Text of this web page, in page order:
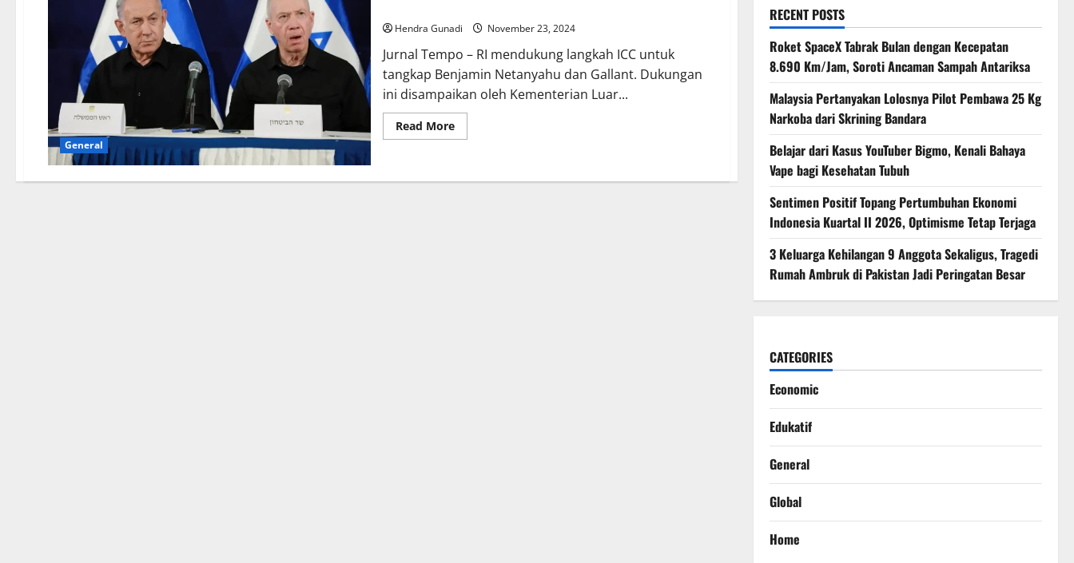
General
Hendra Gunadi November 23, 2024
Jurnal Tempo – RI mendukung langkah ICC untuk
tangkap Benjamin Netanyahu dan Gallant. Dukungan
ini disampaikan oleh Kementerian Luar...
Read MoreRead
more
Langkah
RECENT POSTS
Roket SpaceX Tabrak Bulan dengan Kecepatan
8.690 Km/Jam, Soroti Ancaman Sampah Antariksa
Malaysia Pertanyakan Lolosnya Pilot Pembawa 25 Kg
Narkoba dari Skrining Bandara
Belajar dari Kasus YouTuber Bigmo, Kenali Bahaya
Vape bagi Kesehatan Tubuh
Sentimen Positif Topang Pertumbuhan Ekonomi
Indonesia Kuartal II 2026, Optimisme Tetap Terjaga
3 Keluarga Kehilangan 9 Anggota Sekaligus, Tragedi
Rumah Ambruk di Pakistan Jadi Peringatan Besar
CATEGORIES
Economic
Edukatif
General
Global
Home